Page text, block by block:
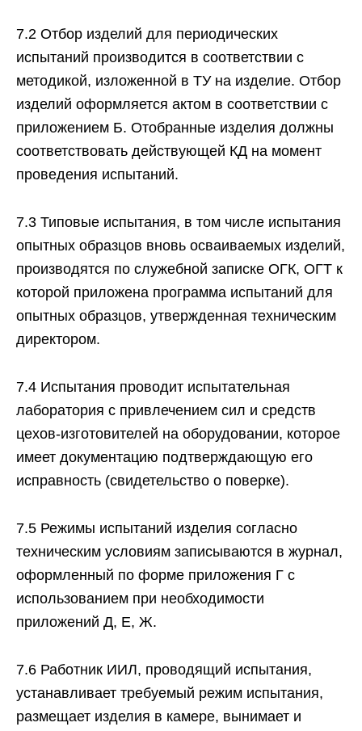
7.2 Отбор изделий для периодических
испытаний производится в соответствии с
методикой, изложенной в ТУ на изделие. Отбор
изделий оформляется актом в соответствии с
приложением Б. Отобранные изделия должны
соответствовать действующей КД на момент
проведения испытаний.
7.3 Типовые испытания, в том числе испытания
опытных образцов вновь осваиваемых изделий,
производятся по служебной записке ОГК, ОГТ к
которой приложена программа испытаний для
опытных образцов, утвержденная техническим
директором.
7.4 Испытания проводит испытательная
лаборатория с привлечением сил и средств
цехов-изготовителей на оборудовании, которое
имеет документацию подтверждающую его
исправность (свидетельство о поверке).
7.5 Режимы испытаний изделия согласно
техническим условиям записываются в журнал,
оформленный по форме приложения Г с
использованием при необходимости
приложений Д, Е, Ж.
7.6 Работник ИИЛ, проводящий испытания,
устанавливает требуемый режим испытания,
размещает изделия в камере, вынимает и